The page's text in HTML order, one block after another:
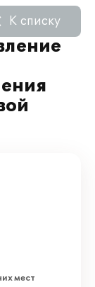
К списку
мест